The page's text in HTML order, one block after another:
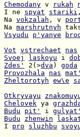
Chemodany v rukah
I ne spyat stariki
Na vokzalah , v
Na marshrutnyh
Vsyudu
p'yanye
Vot vstrechaet nas
Svoej
laskoyu i
Zdes'
2(>dva ) goda
Provozhala
nas mat'
Zheltorotyh ew\e
Otkryvayu
Chelovek ya
Budu
pit' i gulyat'
Budu
zhenwin
I pro sluzhbu